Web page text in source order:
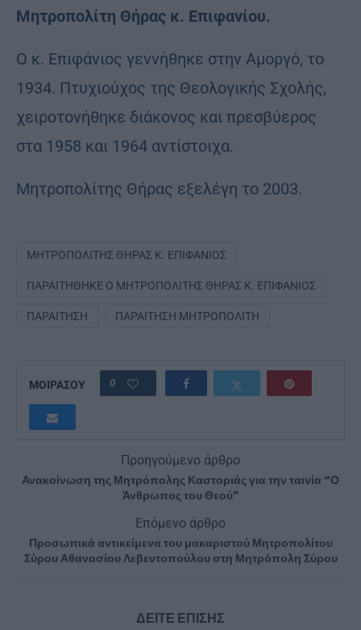
Μητροπολίτη Θήρας κ. Επιφανίου.
Ο κ. Επιφάνιος γεννήθηκε στην Αμοργό, το
1934. Πτυχιούχος της Θεολογικής Σχολής,
χειροτονήθηκε διάκονος και πρεσβύερος
στα 1958 και 1964 αντίστοιχα.
Μητροπολίτης Θήρας εξελέγη το 2003.
ΜΗΤΡΟΠΟΛΊΤΗΣ ΘΉΡΑΣ Κ. ΕΠΙΦΆΝΙΟΣ
ΠΑΡΑΙΤΉΘΗΚΕ Ο ΜΗΤΡΟΠΟΛΊΤΗΣ ΘΉΡΑΣ Κ. ΕΠΙΦΆΝΙΟΣ
ΠΑΡΑΊΤΗΣΗ ΠΑΡΑΊΤΗΣΗ ΜΗΤΡΟΠΟΛΊΤΗ
ΜΟΙΡΑΣΟΥ 0
Προηγούμενο άρθρο
Ανακοίνωση της Μητρόπολης Καστοριάς για την ταινία “Ο
Άνθρωπος του Θεού”
Επόμενο άρθρο
Προσωπικά αντικείμενα του μακαριστού Μητροπολίτου
Σύρου Αθανασίου Λεβεντοπούλου στη Μητρόπολη Σύρου
ΔΕΙΤΕ ΕΠΙΣΗΣ